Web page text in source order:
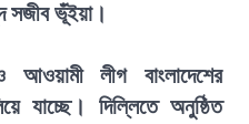
সজীব ভূঁইয়া।
লীগ বাংলাদেশের
যাচ্ছে। দিল্লিতে অনুষ্ঠিত